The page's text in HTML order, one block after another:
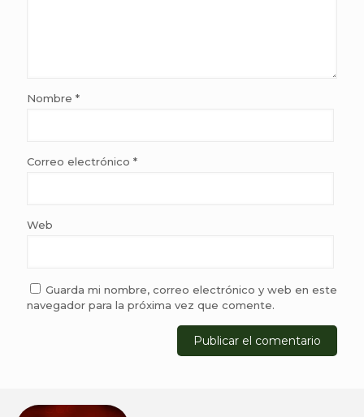
Nombre *
Correo electrónico *
Web
Guarda mi nombre, correo electrónico y web en este
navegador para la próxima vez que comente.